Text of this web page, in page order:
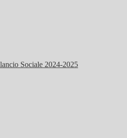
Sociale 2024-2025